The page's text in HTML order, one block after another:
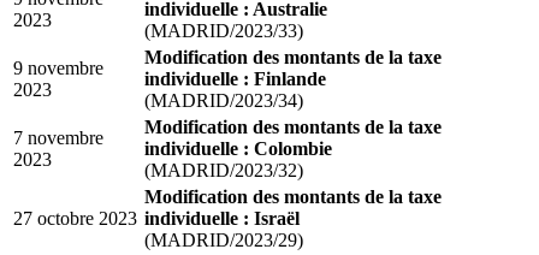
2023
individuelle : Australie
(MADRID/2023/33)
9 novembre
2023
Modification des montants de la taxe
individuelle : Finlande
(MADRID/2023/34)
7 novembre
2023
Modification des montants de la taxe
individuelle : Colombie
(MADRID/2023/32)
27 octobre 2023
Modification des montants de la taxe
individuelle : Israël
(MADRID/2023/29)